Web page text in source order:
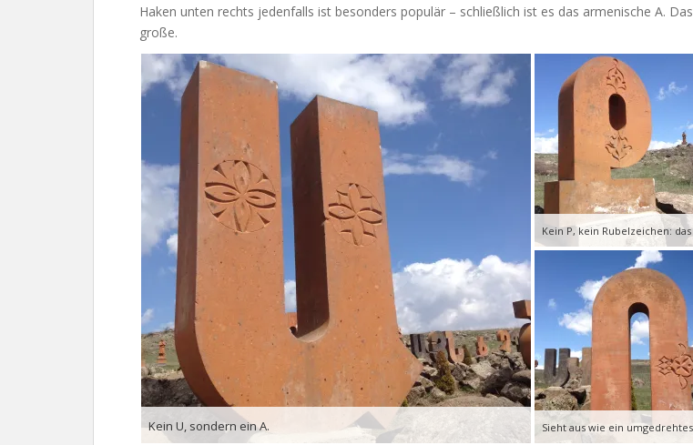
Haken unten rechts jedenfalls ist besonders populär – schließlich ist es das armenische A. Das
große.
Kein U, sondern ein A.